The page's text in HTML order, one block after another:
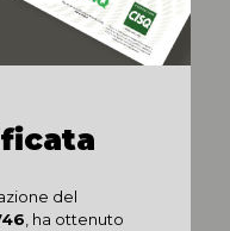
del
, ha ottenuto